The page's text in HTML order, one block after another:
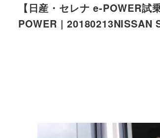
【日産・セレナ e-POWER
POWER | 20180213NISSAN